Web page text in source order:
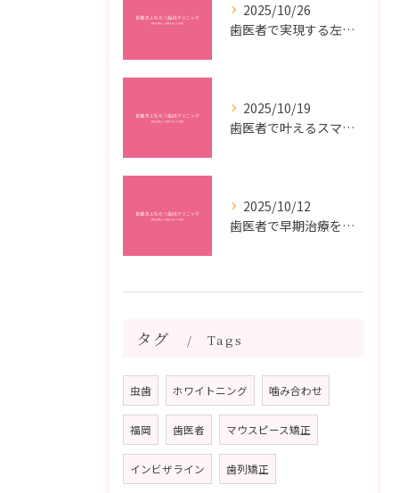
2025/10/26
歯医者で実現する左右対称治療のポイントと矯正治療選びの疑問解決ガイド
2025/10/19
歯医者で叶えるスマイルメイクオーバーなら福岡県福岡市博多区博多駅前の最新矯正治療解説
2025/10/12
歯医者で早期治療を受けるメリットと虫歯悪化を防ぐ最短ステップ
タグ Tags
虫歯 ホワイトニング 噛み合わせ
福岡 歯医者 マウスピース矯正
インビザライン 歯列矯正